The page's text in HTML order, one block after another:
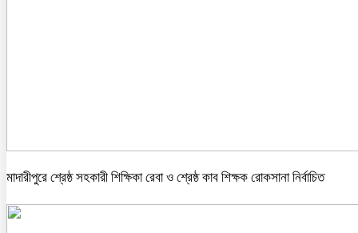
মাদারীপুরে শ্রেষ্ঠ সহকারী শিক্ষিকা রেবা ও শ্রেষ্ঠ কাব শিক্ষক রোকসানা নির্বাচিত